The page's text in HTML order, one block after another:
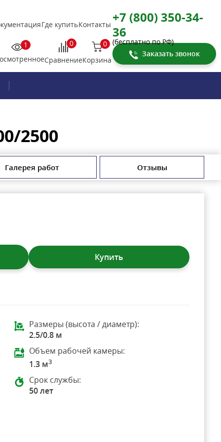
Где купитьКонтакты +7 (800) 350-34-
36
(бесплатно по РФ)
1
0
Сравнение
0
Корзина
Заказать звонок
2500
Галерея работ Отзывы
Купить
Размеры (высота / диаметр):
2.5/0.8 м
Объем рабочей камеры:
1.3 м3
Срок службы:
50 лет